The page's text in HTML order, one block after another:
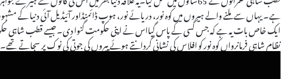
ہے۔ یہاں سے ملنے والے ہیروں میں کوہ نور، دریائے نور، ہوپ ڈائمنڈاور آئیڈیل آئی دنیا کے
ایک خاص بات یہ ہے کہ جس کسی کے پاس گیااس نے اپنی حکومت گنوا دی۔جیسے قطب شاہی
نظام شاہی فرمانرواں کوہِ نور کو افلاس کی نشانی گردانتے ہوئے پیروں کی جوتی کی نوک پر سجاتے تھے۔